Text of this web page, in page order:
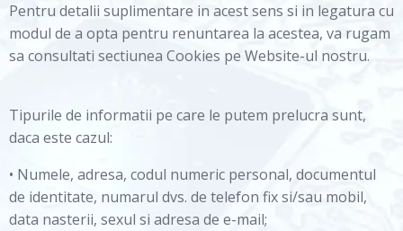
Pentru detalii suplimentare in acest sens si in legatura cu
modul de a opta pentru renuntarea la acestea, va rugam
sa consultati sectiunea Cookies pe Website-ul nostru.
Tipurile de informatii pe care le putem prelucra sunt,
daca este cazul:
• Numele, adresa, codul numeric personal, documentul
de identitate, numarul dvs. de telefon fix si/sau mobil,
data nasterii, sexul si adresa de e-mail;